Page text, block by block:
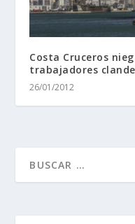
Costa Cruceros
trabajadores
26/01/2012